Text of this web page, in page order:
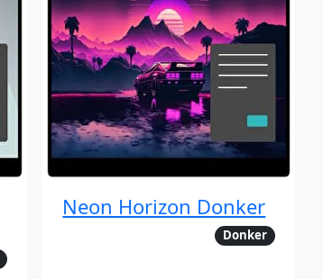
Neon Horizon Donker
Donker